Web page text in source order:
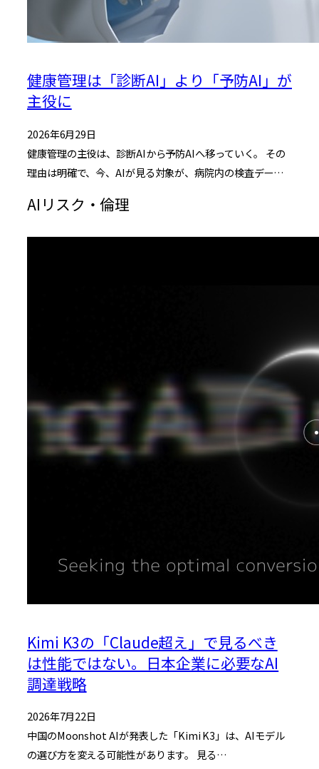
健康管理は「診断AI」より「予防AI」が
主役に
2026年6月29日
健康管理の主役は、診断AIから予防AIへ移っていく。 その
理由は明確で、今、AIが見る対象が、病院内の検査デー…
AIリスク・倫理
Kimi K3の「Claude超え」で見るべき
は性能ではない。日本企業に必要なAI
調達戦略
2026年7月22日
中国のMoonshot AIが発表した「Kimi K3」は、AIモデル
の選び方を変える可能性があります。 見る…